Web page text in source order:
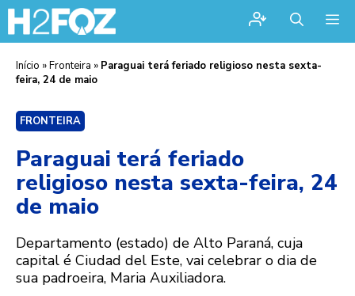
Início »Fronteira » Paraguai terá feriado religioso nesta sexta-
feira, 24 de maio
FRONTEIRA
Paraguai terá feriado
religioso nesta sexta-feira, 24
de maio
Departamento (estado) de Alto Paraná, cuja
capital é Ciudad del Este, vai celebrar o dia de
sua padroeira, Maria Auxiliadora.